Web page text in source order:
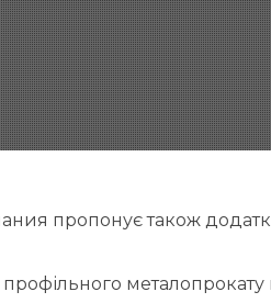
пропонує також
металопрокату